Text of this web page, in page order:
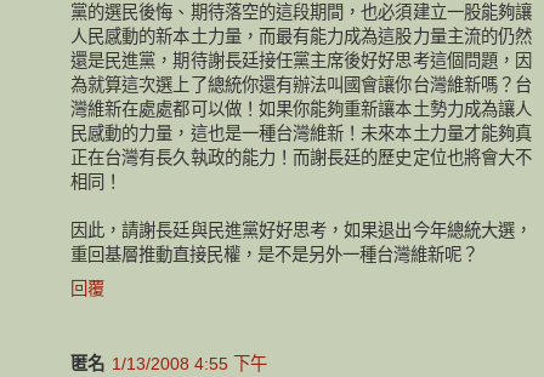
黨的選民後悔、期待落空的這段期間，也必須建立一股能夠讓
人民感動的新本土力量，而最有能力成為這股力量主流的仍然
還是民進黨，期待謝長廷接任黨主席後好好思考這個問題，因
為就算這次選上了總統你還有辦法叫國會讓你台灣維新嗎？台
灣維新在處處都可以做！如果你能夠重新讓本土勢力成為讓人
民感動的力量，這也是一種台灣維新！未來本土力量才能夠真
正在台灣有長久執政的能力！而謝長廷的歷史定位也將會大不
相同！
因此，請謝長廷與民進黨好好思考，如果退出今年總統大選，
重回基層推動直接民權，是不是另外一種台灣維新呢？
回覆
匿名 1/13/2008 4:55 下午